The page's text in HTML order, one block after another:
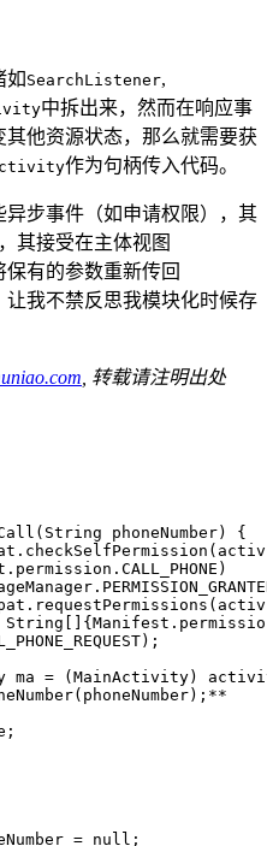
如SearchListener,
中拆出来，然而在响应事
他资源状态，那么就需要获
作为句柄传入代码。
步事件（如申请权限），其
其接受在主体视图
保有的参数重新传回
让我不禁反思我模块化时候存
, 转载请注明出处
(String phoneNumber)
{
String
ma = (MainActivity)
;
= null ;